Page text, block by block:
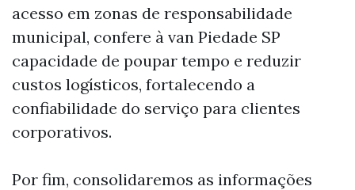
acesso em zonas de responsabilidade
municipal, confere à van Piedade SP
capacidade de poupar tempo e reduzir
custos logísticos, fortalecendo a
confiabilidade do serviço para clientes
corporativos.
Por fim, consolidaremos as informações